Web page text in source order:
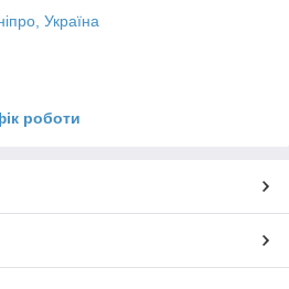
Україна
роботи